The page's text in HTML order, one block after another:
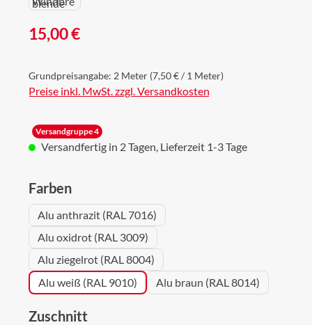
Regulärer Preis:
15,00 €
Grundpreisangabe: 2 Meter (7,50 € / 1 Meter)
Preise inkl. MwSt. zzgl. Versandkosten
Versandgruppe 4
Versandfertig in 2 Tagen, Lieferzeit 1-3 Tage
Farbenauswählen
Alu anthrazit (RAL 7016)
Alu oxidrot (RAL 3009)
Alu ziegelrot (RAL 8004)
Alu weiß (RAL 9010)
Alu braun (RAL 8014)
Zuschnitt